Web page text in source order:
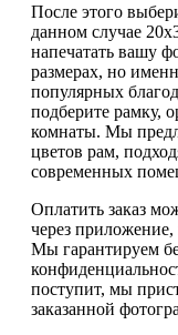
После этого
данном случае
напечатать вашу
размерах, но
популярных
подберите рамку,
комнаты. Мы
цветов рам,
современных
Оплатить заказ
через приложение,
Мы гарантируем
поступит, мы
заказанной